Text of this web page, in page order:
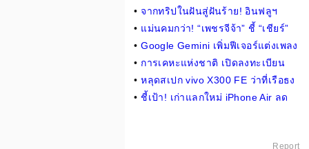
แม่คนนี้!
อันตรายต่อสมองเด็ก : เช็กข่าวชัวร์
•จากทริปในฝันสู่ฝันร้าย! อินฟลูฯ
เยอรมัน ช็อก ฝูงลิงกระบี่ ปีนทะเลาะ
กันบนหัว ต้องหามส่ง รพ.ด่วน
• แม่นคมกว่า! “เพชรจีจ้า” ชี้ “เชียร์”
เหนือชั้นพอทุบ “เวโร” ศึก ONE ลุมพินี
143
•Google Gemini เพิ่มฟีเจอร์แต่งเพลง
ได้แล้วผ่าน Lyria 3
• การเคหะแห่งชาติ เปิดลงทะเบียน
จองสิทธิ์เช่าเดือนละ 1,700 บาทต่อ
เดือน
•หลุดสเปก vivo X300 FE ว่าที่เรือธง
Compact เด่นที่ชิปและแบตฯ อึด
• ชี้เป้า! เก่าแลกใหม่ iPhone Air ลด
Report